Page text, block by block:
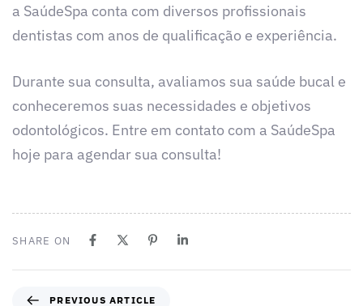
a SaúdeSpa conta com diversos profissionais
dentistas com anos de qualificação e experiência.
Durante sua consulta, avaliamos sua saúde bucal e
conheceremos suas necessidades e objetivos
odontológicos. Entre em contato com a SaúdeSpa
hoje para agendar sua consulta!
SHARE ON
PREVIOUS ARTICLE